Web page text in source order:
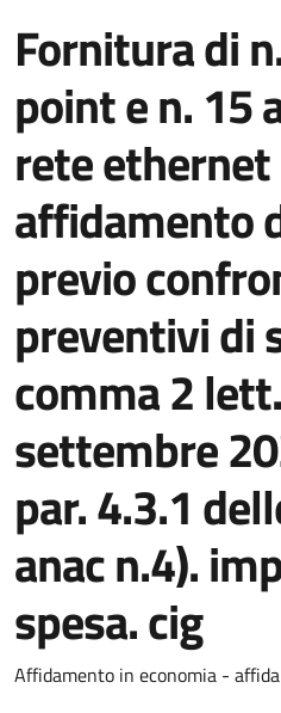
Fornitura di
point e n. 15
rete
affidamento
previo
preventivi di
comma 2
settembre
par. 4.3.1
anac n.4).
spesa. cig
Dettaglio del documento
Affidamento in economia -